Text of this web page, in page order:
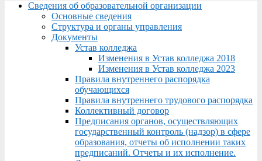
Menu
Сведения об образовательной организации
Основные сведения
Структура и органы управления
Документы
Устав колледжа
Изменения в Устав колледжа 2018
Изменения в Устав колледжа 2023
Правила внутреннего распорядка
обучающихся
Правила внутреннего трудового распорядка
Коллективный договор
Предписания органов, осуществляющих
государственный контроль (надзор) в сфере
образования, отчеты об исполнении таких
предписаний. Отчеты и их исполнение.